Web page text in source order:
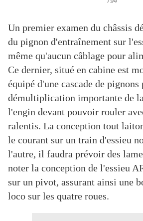
Un premier examen du châssis
du pignon d'entraînement sur
même qu'aucun câblage pour
Ce dernier, situé en cabine est
équipé d'une cascade de
démultiplication importante de
l'engin devant pouvoir rouler
ralentis. La conception tout
le courant sur un train d'essieu
l'autre, il faudra prévoir des
noter la conception de l'essieu
sur un pivot, assurant ainsi une
loco sur les quatre roues.